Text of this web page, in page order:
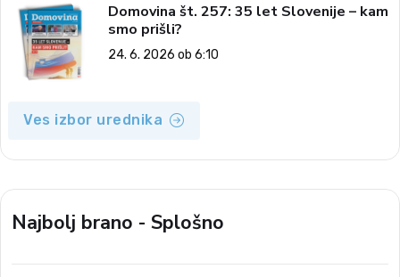
Domovina št. 257: 35 let Slovenije – kam
smo prišli?
24. 6. 2026 ob 6:10
Ves izbor urednika
Najbolj brano - Splošno